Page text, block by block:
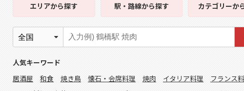
エリアから探す 駅・路線から探す カテゴリーか
人気キーワード
居酒屋
和食 焼き鳥 懐石・会席料理 焼肉 イタリア料理
フランス